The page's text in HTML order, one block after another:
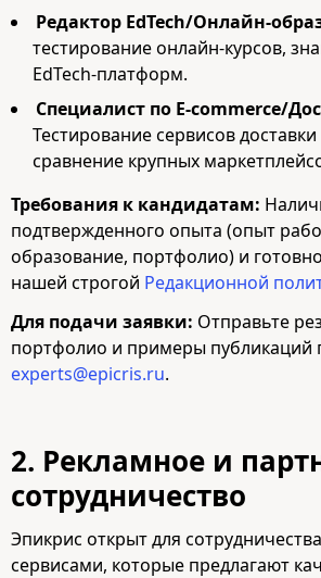
Редактор EdTech/Онлайн-
тестирование онлайн-курсов,
EdTech-платформ.
Специалист по E-commerce/
Тестирование сервисов
сравнение крупных
Требования к кандидатам:
подтвержденного опыта (опыт
образование, портфолио) и
нашей строгой Редакционной
Для подачи заявки: Отправьте
портфолио и примеры публикаций
experts@epicris.ru.
2. Рекламное и
сотрудничество
Эпикрис открыт для
сервисами, которые предлагают